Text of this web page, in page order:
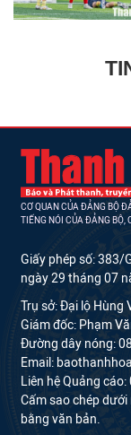
CƠ QUAN CỦA ĐẢNG BỘ
TIẾNG NÓI CỦA ĐẢNG BỘ,
Giấy phép số: 383/
ngày 29 tháng 07
Trụ sở: Đại lộ Hùng
Giám đốc: Phạm
Đường dây nóng:
Email:
Liên hệ Quảng
Cấm sao chép
bằng văn bản.